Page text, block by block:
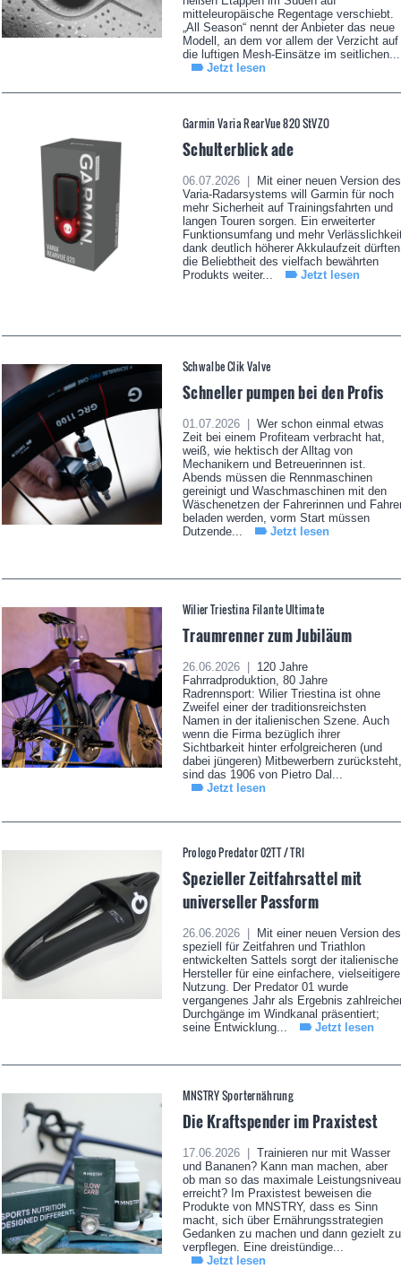
mitteleuropäische Regentage verschiebt.
„All Season“ nennt der Anbieter das neue
Modell, an dem vor allem der Verzicht auf
die luftigen Mesh-Einsätze im seitlichen...
Jetzt lesen
Garmin Varia RearVue 820 StVZO
Schulterblick ade
06.07.2026 |
Mit einer neuen Version des
Varia-Radarsystems will Garmin für noch
mehr Sicherheit auf Trainingsfahrten und
langen Touren sorgen. Ein erweiterter
Funktionsumfang und mehr
dank deutlich höherer Akkulaufzeit dürften
die Beliebtheit des vielfach bewährten
Produkts weiter...
Jetzt lesen
Schwalbe Clik Valve
Schneller pumpen bei den Profis
01.07.2026 |
Wer schon einmal etwas
Zeit bei einem Profiteam verbracht hat,
weiß, wie hektisch der Alltag von
Mechanikern und Betreuerinnen ist.
Abends müssen die Rennmaschinen
gereinigt und Waschmaschinen mit den
Wäschenetzen der Fahrerinnen und
beladen werden, vorm Start müssen
Dutzende...
Jetzt lesen
Wilier Triestina Filante Ultimate
Traumrenner zum Jubiläum
26.06.2026 |
120 Jahre
Fahrradproduktion, 80 Jahre
Radrennsport: Wilier Triestina ist ohne
Zweifel einer der traditionsreichsten
Namen in der italienischen Szene. Auch
wenn die Firma bezüglich ihrer
Sichtbarkeit hinter erfolgreicheren (und
dabei jüngeren) Mitbewerbern zurücksteht,
sind das 1906 von Pietro Dal...
Jetzt lesen
Prologo Predator 02TT / TRI
Spezieller Zeitfahrsattel mit
universeller Passform
26.06.2026 |
Mit einer neuen Version des
speziell für Zeitfahren und Triathlon
entwickelten Sattels sorgt der italienische
Hersteller für eine einfachere, vielseitigere
Nutzung. Der Predator 01 wurde
vergangenes Jahr als Ergebnis
Durchgänge im Windkanal präsentiert;
seine Entwicklung...
Jetzt lesen
MNSTRY Sporternährung
Die Kraftspender im Praxistest
17.06.2026 |
Trainieren nur mit Wasser
und Bananen? Kann man machen, aber
ob man so das maximale Leistungsniveau
erreicht? Im Praxistest beweisen die
Produkte von MNSTRY, dass es Sinn
macht, sich über Ernährungsstrategien
Gedanken zu machen und dann gezielt zu
verpflegen. Eine dreistündige...
Jetzt lesen